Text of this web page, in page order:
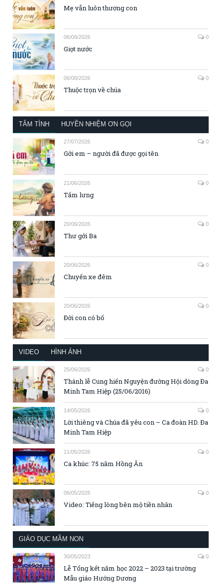
Mẹ vẫn luôn thương con
06/08/2026 0
Giọt nước
06/08/2026 0
Thuộc trọn về chúa
TÂM TÌNH HUYỀN NHIỆM ƠN GỌI
27/07/2026 0
Gởi em – người đã được gọi tên
21/06/2026 0
Tấm lưng
20/06/2026 0
Thư gởi Ba
20/06/2026 0
Chuyến xe đêm
20/06/2026 0
Đời con có bố
VIDEO HÌNH ẢNH
25/06/2026 0
Thánh lễ Cung hiến Nguyện đường Hội dòng Đa
Minh Tam Hiệp (25/06/2016)
14/05/2026 0
Lời thiêng và Chúa đã yêu con – Ca đoàn HD. Đa
Minh Tam Hiệp
11/05/2026 0
Ca khúc: 75 năm Hồng Ân
06/05/2026 0
Video: Tiếng lòng bên mộ tiền nhân
GIÁO DỤC MẦM NON
30/05/2023 0
Lễ Tổng kết năm học 2022 – 2023 tại trường
Mẫu giáo Hướng Dương